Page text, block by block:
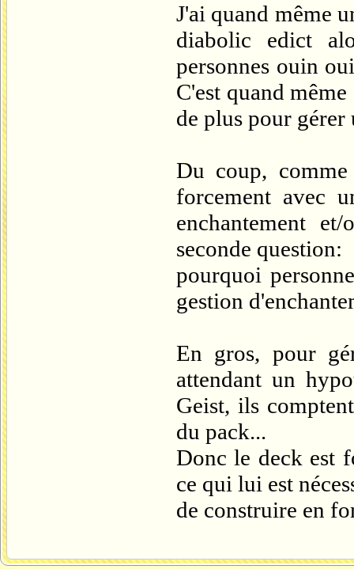
J'ai quand même
diabolic edict
personnes ouin
C'est quand
de plus pour gérer
Du coup,
forcement avec
enchantement
seconde question:
pourquoi
gestion
En gros, pour
attendant un
Geist, ils
du pack...
Donc le deck est
ce qui lui est
de construire en